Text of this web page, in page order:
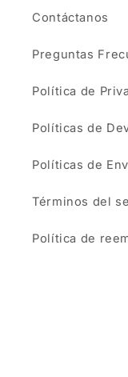
Contáctanos
Preguntas
Política de
Políticas de
Políticas de
Términos del
Política de